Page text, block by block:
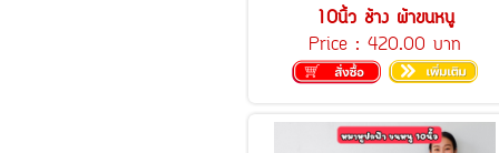
10นิ้ว ช้าง ผ้าขนหนู
Price : 420.00 บาท